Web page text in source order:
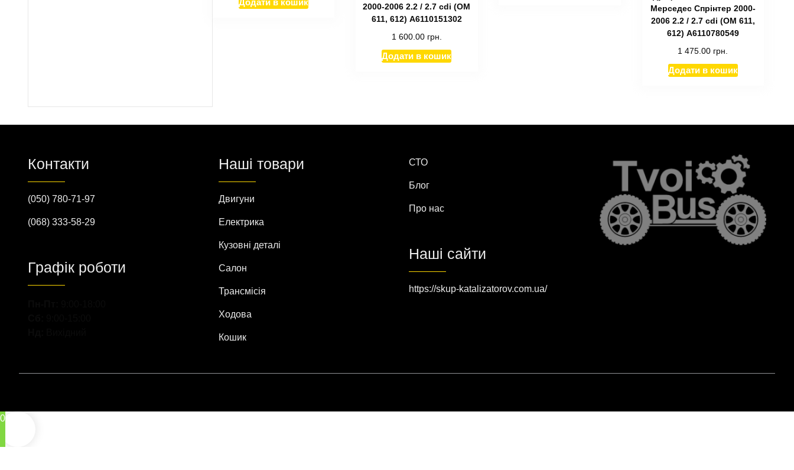
Додати в кошик
2000-2006 2.2 / 2.7 cdi (ОМ
611, 612) А6110151302
1 600.00 грн.
Додати в кошик
Мерседес Спрінтер 2000-
2006 2.2 / 2.7 cdi (ОМ 611,
612) А6110780549
1 475.00 грн.
Додати в кошик
Контакти
(050) 780-71-97
(068) 333-58-29
Графік роботи
Наші товари
Двигуни
Електрика
Кузовні деталі
Салон
Трансмісія
Ходова
Кошик
СТО
Блог
Про нас
Наші сайти
https://skup-katalizatorov.com.ua/
0